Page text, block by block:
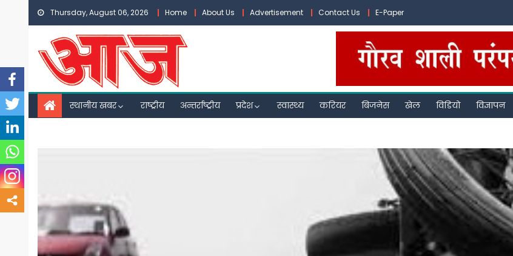
Skip
content
Thursday, August 06, 2026 Home About Us Advertisement Contact Us E-Paper
स्थानीय खबर राष्ट्रीय अन्तर्राष्ट्रीय प्रदेश स्वास्थ्य करियर बिजनेस खेल विडियो विज्ञापन